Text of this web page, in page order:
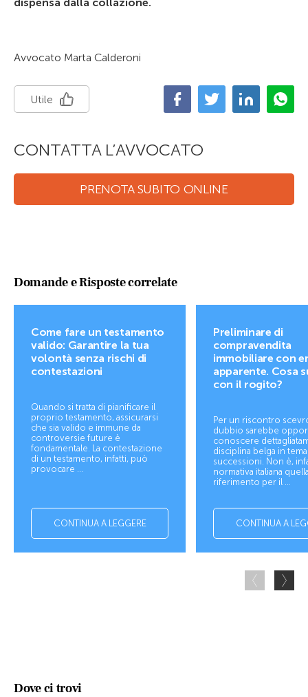
Avvocato Marta Calderoni
Utile
CONTATTA L’AVVOCATO
PRENOTA SUBITO ONLINE
Domande e Risposte correlate
Come fare un testamento
valido: Garantire la tua
volontà senza rischi di
contestazioni
Quando si tratta di pianificare il
proprio testamento, assicurarsi
che sia valido e immune da
controversie future è
fondamentale. La contestazione
di un testamento, infatti, può
provocare ...
CONTINUA A LEGGERE
Preliminare di
compravendita
immobiliare con
apparente. Cosa
con il rogito?
Per un riscontro
dubbio sarebbe
conoscere
disciplina belga in
successioni. Non è,
normativa italiana
riferimento per il ...
CONTINUA A
Dove ci trovi